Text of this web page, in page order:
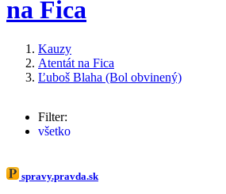
na Fica
Kauzy
Atentát na Fica
Ľuboš Blaha (Bol obvinený)
Filter:
všetko
Maroš Žilinka
spravy.pravda.sk